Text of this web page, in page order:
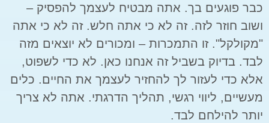
כבר פוגעים בך. אתה מבטיח לעצמך להפסיק –
ושוב חוזר לזה. זה לא כי אתה חלש. זה לא כי אתה
"מקולקל". זו התמכרות – ומכורים לא יוצאים מזה
לבד. בדיוק בשביל זה אנחנו כאן. לא כדי לשפוט,
אלא כדי לעזור לך להחזיר לעצמך את החיים. כלים
מעשיים, ליווי רגשי, תהליך הדרגתי. אתה לא צריך
יותר להילחם לבד.